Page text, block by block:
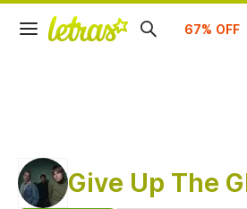
Give Up The